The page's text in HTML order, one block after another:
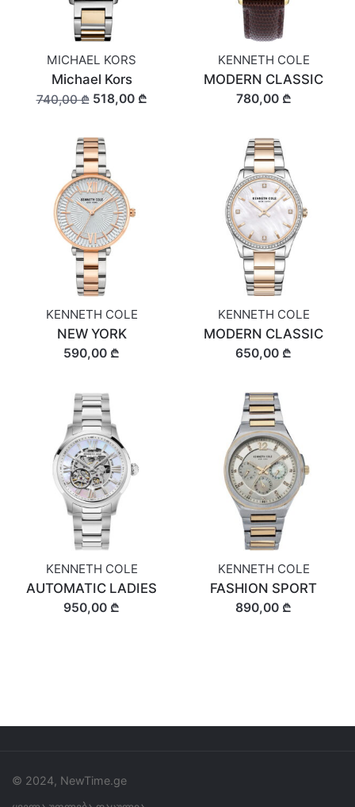
MICHAEL KORS
Michael Kors
740,00 ₾518,00 ₾
KENNETH COLE
MODERN CLASSIC
780,00 ₾
KENNETH COLE
NEW YORK
590,00 ₾
KENNETH COLE
MODERN CLASSIC
650,00 ₾
KENNETH COLE
AUTOMATIC LADIES
950,00 ₾
KENNETH COLE
FASHION SPORT
890,00 ₾
© 2024, NewTime.ge